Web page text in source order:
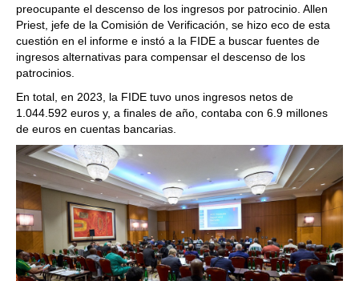
preocupante el descenso de los ingresos por patrocinio. Allen
Priest, jefe de la Comisión de Verificación, se hizo eco de esta
cuestión en el informe e instó a la FIDE a buscar fuentes de
ingresos alternativas para compensar el descenso de los
patrocinios.
En total, en 2023, la FIDE tuvo unos ingresos netos de
1.044.592 euros y, a finales de año, contaba con 6.9 millones
de euros en cuentas bancarias.